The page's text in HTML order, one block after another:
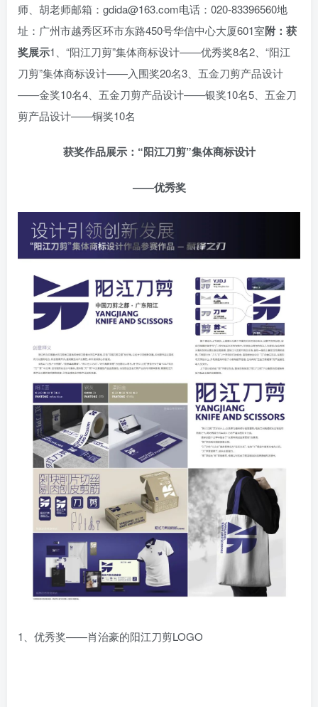
师、胡老师邮箱：gdida@163.com电话：020-83396560地
址：广州市越秀区环市东路450号华信中心大厦601室附：获
奖展示1、“阳江刀剪”集体商标设计——优秀奖8名2、“阳江
刀剪”集体商标设计——入围奖20名3、五金刀剪产品设计
——金奖10名4、五金刀剪产品设计——银奖10名5、五金刀
剪产品设计——铜奖10名
获奖作品展示：“阳江刀剪”集体商标设计
——优秀奖
1、优秀奖——肖治豪的阳江刀剪LOGO